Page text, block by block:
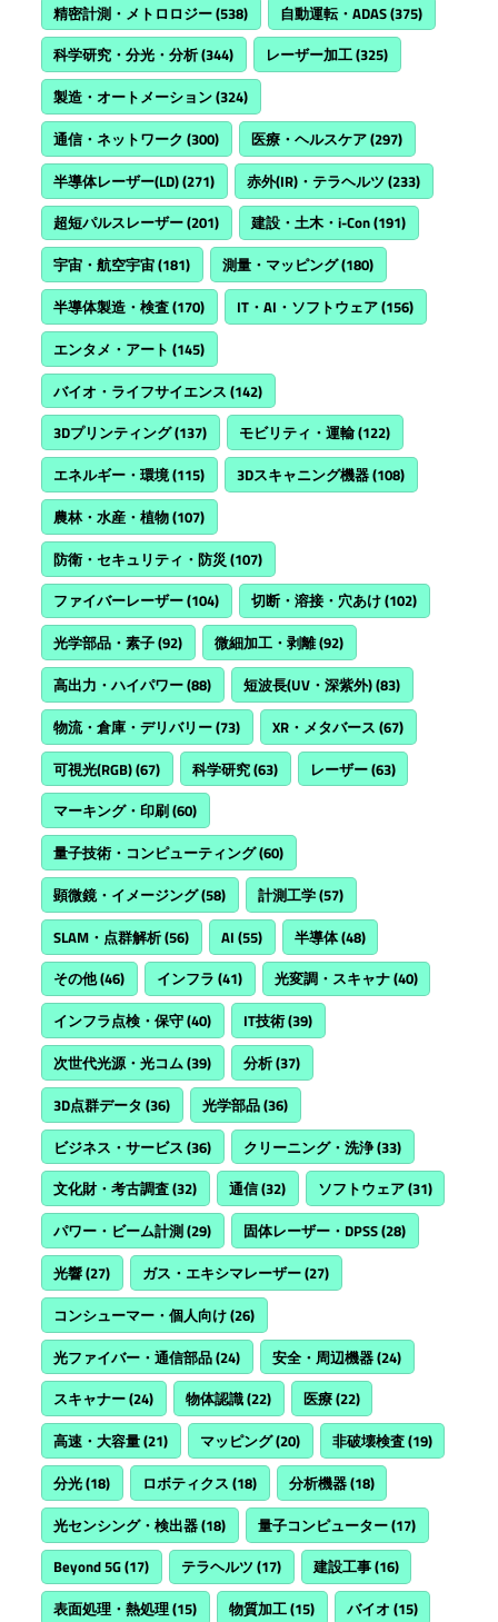
精密計測・メトロロジー(538) 自動運転・ADAS(375)
科学研究・分光・分析(344) レーザー加工(325)
製造・オートメーション(324)
通信・ネットワーク (300) 医療・ヘルスケア(297)
半導体レーザー(LD)(271) 赤外(IR)・テラヘルツ (233)
超短パルスレーザー(201) 建設・土木・i-Con(191)
宇宙・航空宇宙(181) 測量・マッピング(180)
半導体製造・検査(170) IT・AI・ソフトウェア(156)
エンタメ・アート (145)
バイオ・ライフサイエンス (142)
3Dプリンティング(137) モビリティ・運輸(122)
エネルギー・環境(115) 3Dスキャニング機器(108)
農林・水産・植物(107)
防衛・セキュリティ・防災 (107)
ファイバーレーザー(104) 切断・溶接・穴あけ(102)
光学部品・素子(92) 微細加工・剥離(92)
高出力・ハイパワー(88) 短波長(UV・深紫外)(83)
物流・倉庫・デリバリー(73) XR・メタバース (67)
可視光(RGB)(67) 科学研究(63) レーザー(63)
マーキング・印刷(60)
量子技術・コンピューティング(60)
顕微鏡・イメージング(58) 計測工学(57)
SLAM・点群解析(56) AI (55) 半導体(48)
その他(46) インフラ (41) 光変調・スキャナ(40)
インフラ点検・保守(40) IT技術(39)
次世代光源・光コム(39) 分析(37)
3D点群データ (36) 光学部品(36)
ビジネス・サービス (36) クリーニング・洗浄(33)
文化財・考古調査(32) 通信(32) ソフトウェア(31)
パワー・ビーム計測(29) 固体レーザー・DPSS(28)
光響(27) ガス・エキシマレーザー(27)
コンシューマー・個人向け(26)
光ファイバー・通信部品(24) 安全・周辺機器(24)
スキャナー(24) 物体認識(22) 医療(22)
高速・大容量(21) マッピング(20) 非破壊検査(19)
分光(18) ロボティクス (18) 分析機器(18)
光センシング・検出器(18) 量子コンピューター(17)
Beyond 5G(17) テラヘルツ (17) 建設工事(16)
表面処理・熱処理(15) 物質加工(15) バイオ (15)